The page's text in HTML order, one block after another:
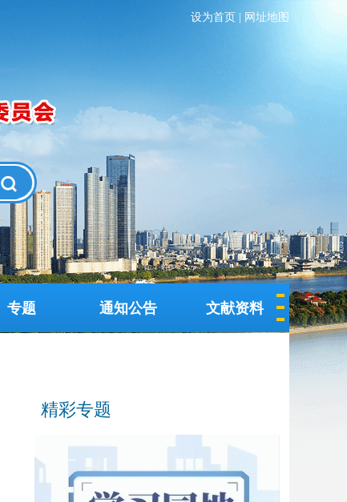
设为首页 网址地图
专题 通知公告 文献资料
精彩专题